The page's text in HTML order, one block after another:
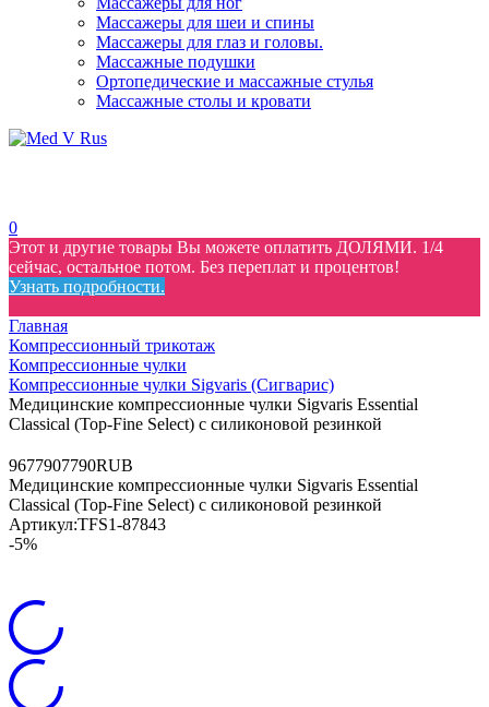
Массажеры для шеи и спины
Массажеры для глаз и головы.
Массажные подушки
Ортопедические и массажные стулья
Массажные столы и кровати
0
Этот и другие товары Вы можете оплатить ДОЛЯМИ. 1/4
сейчас, остальное потом. Без переплат и процентов!
Узнать подробности.
Главная
Компрессионный трикотаж
Компрессионные чулки
Компрессионные чулки Sigvaris (Сигварис)
Медицинские компрессионные чулки Sigvaris Essential
Classical (Top-Fine Select) с силиконовой резинкой
9677907790RUB
Медицинские компрессионные чулки Sigvaris Essential
Classical (Top-Fine Select) с силиконовой резинкой
Артикул:TFS1-87843
-5%